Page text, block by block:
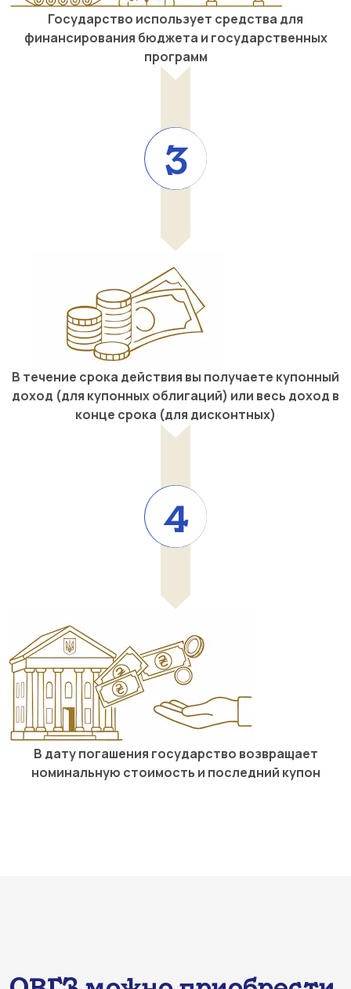
Государство использует средства для
финансирования бюджета и государственных
программ
В течение срока действия вы получаете купонный
доход (для купонных облигаций) или весь доход в
конце срока (для дисконтных)
В дату погашения государство возвращает
номинальную стоимость и последний купон